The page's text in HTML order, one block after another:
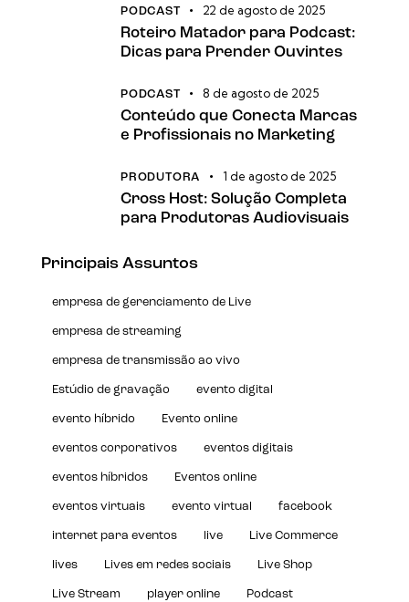
PODCAST 22 de agosto de 2025
Roteiro Matador para Podcast:
Dicas para Prender Ouvintes
PODCAST 8 de agosto de 2025
Conteúdo que Conecta Marcas
e Profissionais no Marketing
PRODUTORA 1 de agosto de 2025
Cross Host: Solução Completa
para Produtoras Audiovisuais
Principais Assuntos
empresa de gerenciamento de Live
empresa de streaming
empresa de transmissão ao vivo
Estúdio de gravação evento digital
evento híbrido Evento online
eventos corporativos eventos digitais
eventos híbridos Eventos online
eventos virtuais evento virtual facebook
internet para eventos live Live Commerce
lives Lives em redes sociais Live Shop
Live Stream player online Podcast